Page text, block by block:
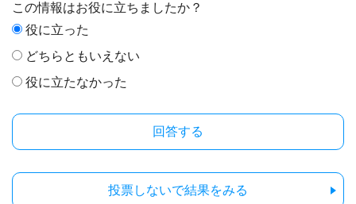
この情報はお役に立ちましたか？
役に立った
どちらともいえない
役に立たなかった
投票しないで結果をみる